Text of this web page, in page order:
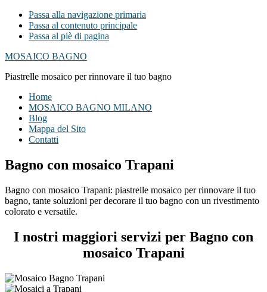
Passa alla navigazione primaria
Passa al contenuto principale
Passa al piè di pagina
MOSAICO BAGNO
Piastrelle mosaico per rinnovare il tuo bagno
Home
MOSAICO BAGNO MILANO
Blog
Mappa del Sito
Contatti
Bagno con mosaico Trapani
Bagno con mosaico Trapani: piastrelle mosaico per rinnovare il tuo
bagno, tante soluzioni per decorare il tuo bagno con un rivestimento
colorato e versatile.
I nostri maggiori servizi per Bagno con
mosaico Trapani